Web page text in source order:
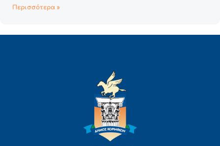
Περισσότερα »